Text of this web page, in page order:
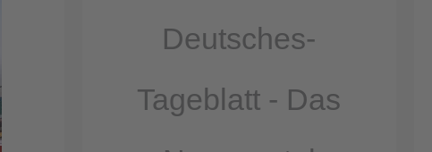
Deutsches-
Tageblatt - Das